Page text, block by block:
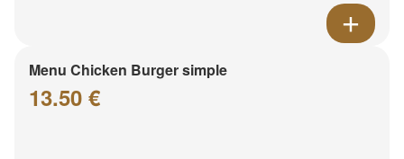
Menu Chicken Burger simple
13.50 €